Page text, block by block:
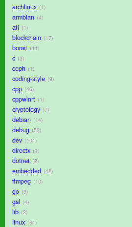
archlinux 1
armbian 4
atl 1
blockchain 17
boost 11
c 3
ceph 1
coding-style 9
cpp 46
cppwinrt 1
cryptology 7
debian 14
debug 52
dev 101
directx 1
dotnet 2
embedded 42
ffmpeg 10
go 9
gsl 4
lib 2
linux 61